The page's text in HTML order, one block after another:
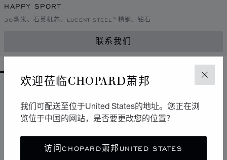
关闭
欢迎莅临CHOPARD萧邦
我们可配送至位于United States的地址。您正在浏
览位于中国的网站，是否要更改您的位置？
访问CHOPARD萧邦UNITED STATES
HAPPY SPORT
36毫米、石英机芯、LUCENT STEEL™精钢、钻石
联系我们
GO TO SLIDE 1
GO TO SLIDE 2
GO TO SLIDE 3
GO TO SLIDE 4
GO TO SLIDE 5
GO TO SLIDE 6
GO TO SLIDE 7
GO TO SLIDE 8
GO TO SLIDE 9
GO TO SLIDE 10
标志性设计
Happy Sport腕表拥有柔和曲线，堪称制表艺术中的柔美
风格杰作。其标志性的舞动钻石犹如华丽舞台，展现改变